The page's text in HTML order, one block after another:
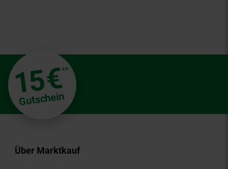
15€**
Gutschein
Über Marktkauf